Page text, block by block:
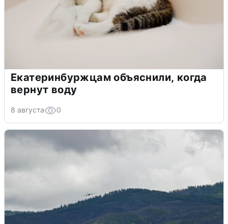
Екатеринбуржцам объяснили, когда
вернут воду
8 августа 0